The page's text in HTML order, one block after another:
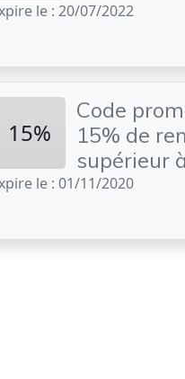
le : 20/07/2022
15%
Code
15% de
supérieur
le : 01/11/2020